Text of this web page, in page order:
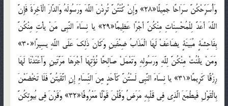
وَأُسَرِّحْكُنَّ سَرَاحًا جَمِيلًا«28» وَإِنْ كُنْتُنَّ تُرِدْنَ اللَّهَ وَرَسُولَهُ وَالدَّارَ الْآخِرَةَ فَإِنَّ
اللَّهَ أَعَدَّ لِلْمُحْسِنَاتِ مِنْكُنَّ أَجْرًا عَظِيمًا«29» يا نِسَاءَ النَّبِي مَنْ يأْتِ مِنْكُنَّ
بِفَاحِشَةٍ مُبَينَةٍ يضَاعَفْ لَهَا الْعَذَابُ ضِعْفَينِ وَكَانَ ذَلِكَ عَلَى اللَّهِ يسِيرًا«30»
وَمَنْ يقْنُتْ مِنْكُنَّ لِلَّهِ وَرَسُولِهِ وَتَعْمَلْ صَالِحًا نُؤْتِهَا أَجْرَهَا مَرَّتَينِ وَأَعْتَدْنَا لَهَا
رِزْقًا كَرِيمًا«31» يا نِسَاءَ النَّبِي لَسْتُنَّ كَأَحَدٍ مِنَ النِّسَاءِ إِنِ اتَّقَيتُنَّ فَلَا تَخْضَعْنَ
بِالْقَوْلِ فَيطْمَعَ الَّذِي فِي قَلْبِهِ مَرَضٌ وَقُلْنَ قَوْلًا مَعْرُوفًا«32» وَقَرْنَ فِي بُيوتِكُنَّ